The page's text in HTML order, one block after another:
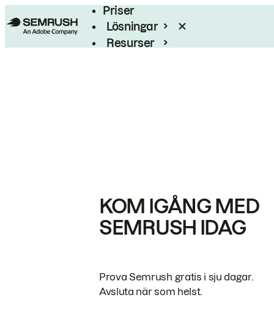
Priser
Lösningar
Resurser
KOM IGÅNG MED
SEMRUSH IDAG
Prova Semrush gratis i sju dagar.
Avsluta när som helst.